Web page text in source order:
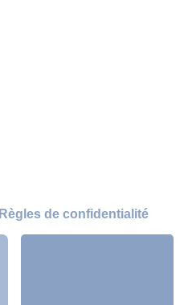
Règles de confidentialité